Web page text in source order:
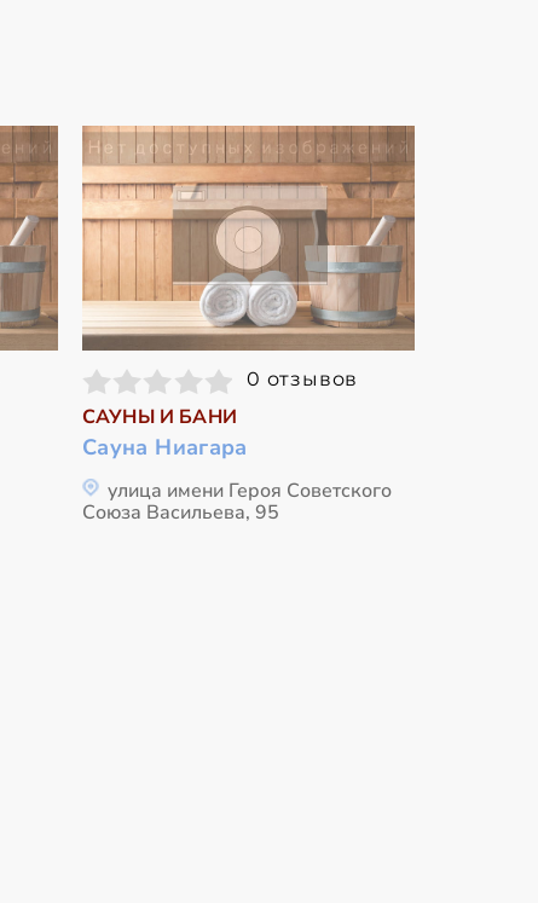
0 отзывов
САУНЫ И БАНИ
Сауна Ниагара
улица имени Героя Советского
Союза Васильева, 95